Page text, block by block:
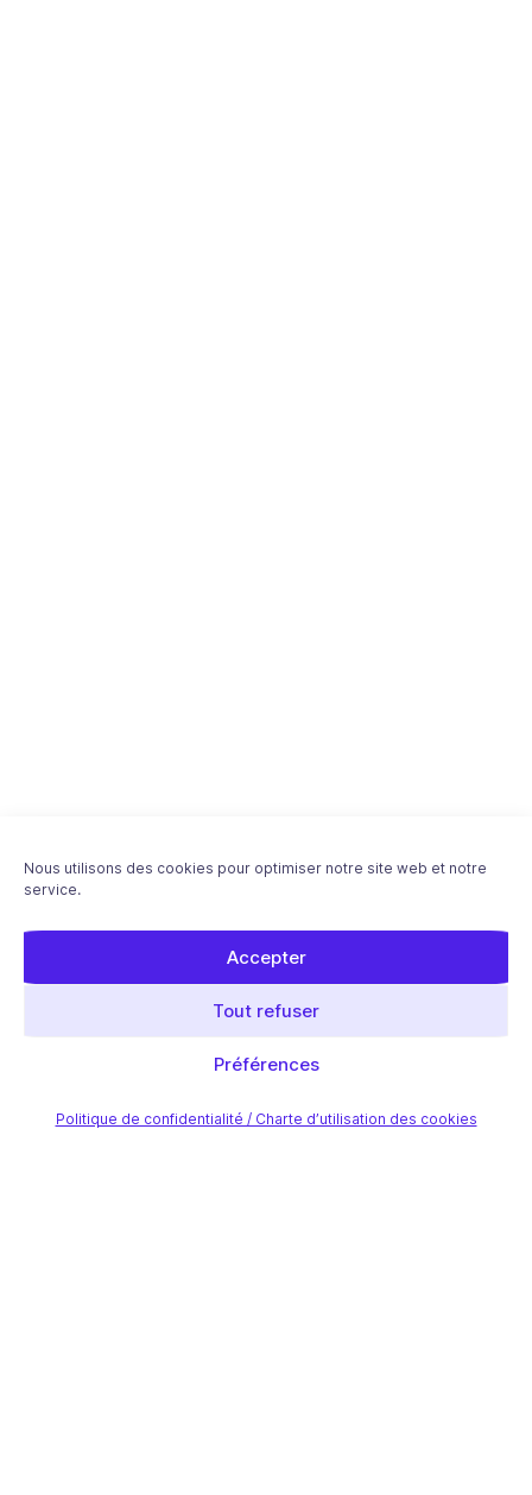
Nous utilisons des cookies pour optimiser notre site web et notre
service.
Accepter
Tout refuser
Préférences
Politique de confidentialité / Charte d’utilisation des cookies